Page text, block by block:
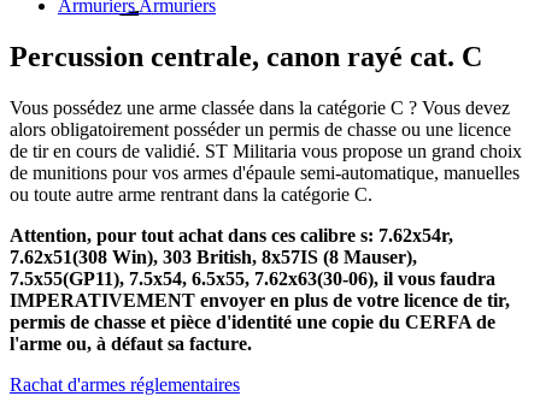
Armuriers Armuriers
Percussion centrale, canon rayé cat. C
Vous possédez une arme classée dans la catégorie C ? Vous devez
alors obligatoirement posséder un permis de chasse ou une licence
de tir en cours de validié. ST Militaria vous propose un grand choix
de munitions pour vos armes d'épaule semi-automatique, manuelles
ou toute autre arme rentrant dans la catégorie C.
Attention, pour tout achat dans ces calibre s: 7.62x54r,
7.62x51(308 Win), 303 British, 8x57IS (8 Mauser),
7.5x55(GP11), 7.5x54, 6.5x55, 7.62x63(30-06), il vous faudra
IMPERATIVEMENT envoyer en plus de votre licence de tir,
permis de chasse et pièce d'identité une copie du CERFA de
l'arme ou, à défaut sa facture.
Rachat d'armes réglementaires